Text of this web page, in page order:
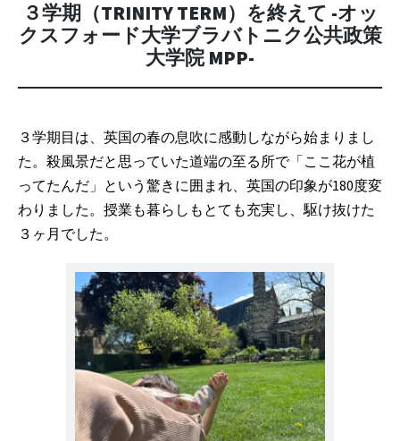
ュ
ー
３学期（TRINITY TERM）を終えて -オッ
クスフォード大学ブラバトニク公共政策
大学院 MPP-
３学期目は、英国の春の息吹に感動しながら始まりまし
た。殺風景だと思っていた道端の至る所で「ここ花が植
ってたんだ」という驚きに囲まれ、英国の印象が180度変
わりました。授業も暮らしもとても充実し、駆け抜けた
３ヶ月でした。